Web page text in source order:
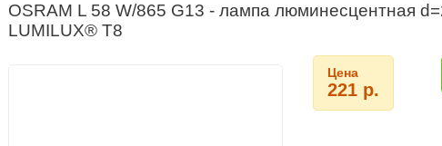
OSRAM L 58 W/865 G13 - лампа люминесцентная
LUMILUX® T8
Цена
221 р.